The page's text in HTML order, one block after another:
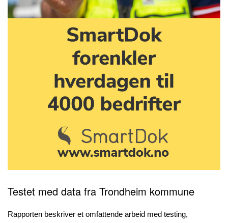
Testet med data fra Trondheim kommune
Rapporten beskriver et omfattende arbeid med testing,